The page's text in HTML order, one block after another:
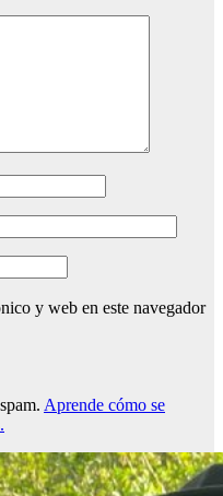
y web en este navegador
Aprende cómo se